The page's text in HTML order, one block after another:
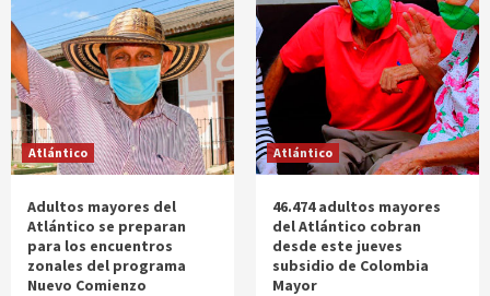
Atlántico
Adultos mayores del
Atlántico se preparan
para los encuentros
zonales del programa
Nuevo Comienzo
Atlántico
46.474 adultos mayores
del Atlántico cobran
desde este jueves
subsidio de Colombia
Mayor